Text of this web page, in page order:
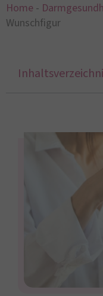
Home -
Wunschfigur